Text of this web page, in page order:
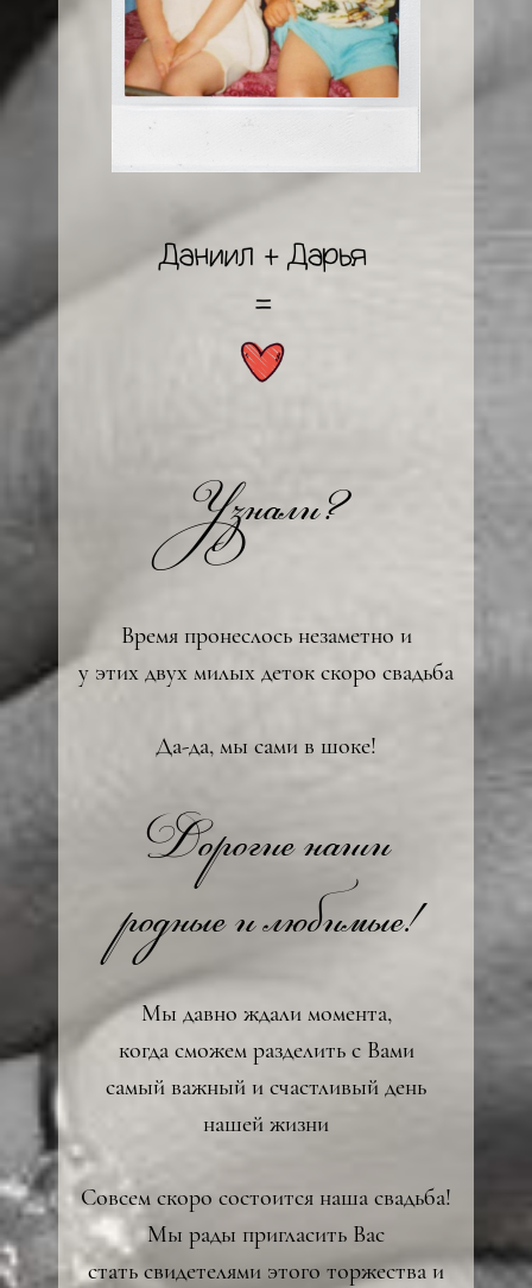
Узнали?
Время пронеслось незаметно и
у этих двух милых деток скоро свадьба
Да-да, мы сами в шоке!
Дорогие наши
родные и любимые!
Мы давно ждали момента,
когда сможем разделить с Вами
самый важный и счастливый день
нашей жизни
Совсем скоро состоится наша свадьба!
Мы рады пригласить Вас
стать свидетелями этого торжества и